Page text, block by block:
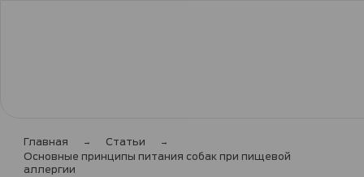
Главная
Статьи
Основные принципы питания собак при пищевой
аллергии